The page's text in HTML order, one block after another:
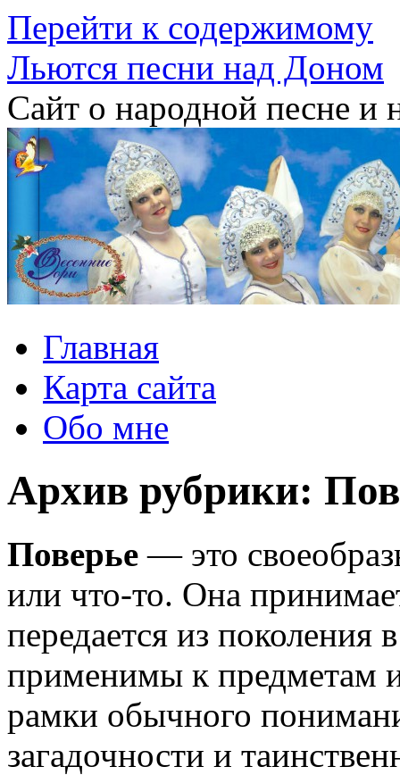
Перейти к содержимому
Льются песни над Доном
Сайт о народной песне и
Главная
Карта сайта
Обо мне
Архив рубрики:
Поверье — это
или что-то. Она
передается из поколения
применимы к предметам
рамки обычного
загадочности и